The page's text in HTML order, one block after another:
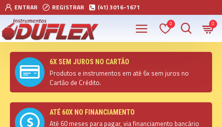
ENTRAR REGISTRAR (41) 3016-1671
0 0
6X SEM JUROS NO CARTÃO
Produtos e instrumentos em até 6x sem juros no
Cartão de Crédito.
ATÉ 60X NO FINANCIAMENTO
Até 60 meses para pagar, via financiamento bancário